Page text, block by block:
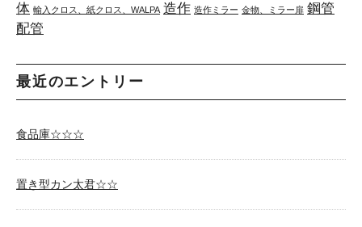
体 輸入クロス、紙クロス、WALPA 造作 造作ミラー 金物、ミラー扉 鋼管
配管
最近のエントリー
食品庫☆☆☆
置き型カン太君☆☆